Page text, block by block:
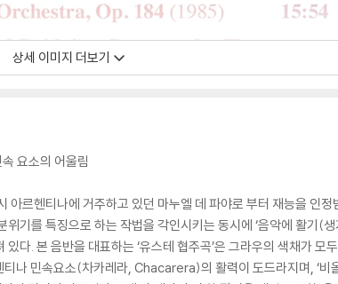
상세 이미지 더보기
요소의 어울림
르헨티나에 거주하고 있던 마누엘 데 파야로 부터 재능을 인
기를 특징으로 하는 작법을 각인시키는 동시에 ‘음악에 활기(생
다. 본 음반을 대표하는 ‘유스테 협주곡’은 그라우의 색채가 모
나 민속요소(차카레라, Chacarera)의 활력이 도드라지며, ‘비